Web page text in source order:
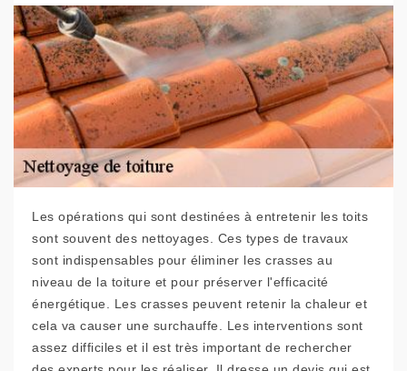
Les opérations qui sont destinées à entretenir les toits
sont souvent des nettoyages. Ces types de travaux
sont indispensables pour éliminer les crasses au
niveau de la toiture et pour préserver l'efficacité
énergétique. Les crasses peuvent retenir la chaleur et
cela va causer une surchauffe. Les interventions sont
assez difficiles et il est très important de rechercher